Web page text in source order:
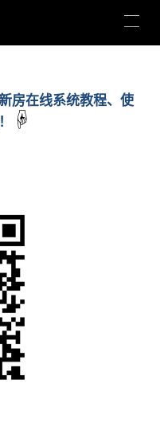
房在线系统教程、使
☟